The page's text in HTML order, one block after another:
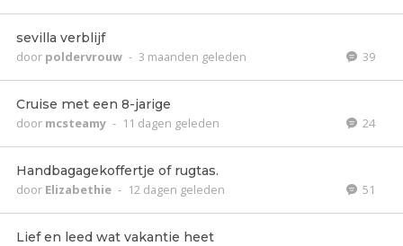
sevilla verblijf
door poldervrouw - 3 maanden geleden 39
Cruise met een 8-jarige
door mcsteamy - 11 dagen geleden 24
Handbagagekoffertje of rugtas.
door Elizabethie - 12 dagen geleden 51
Lief en leed wat vakantie heet